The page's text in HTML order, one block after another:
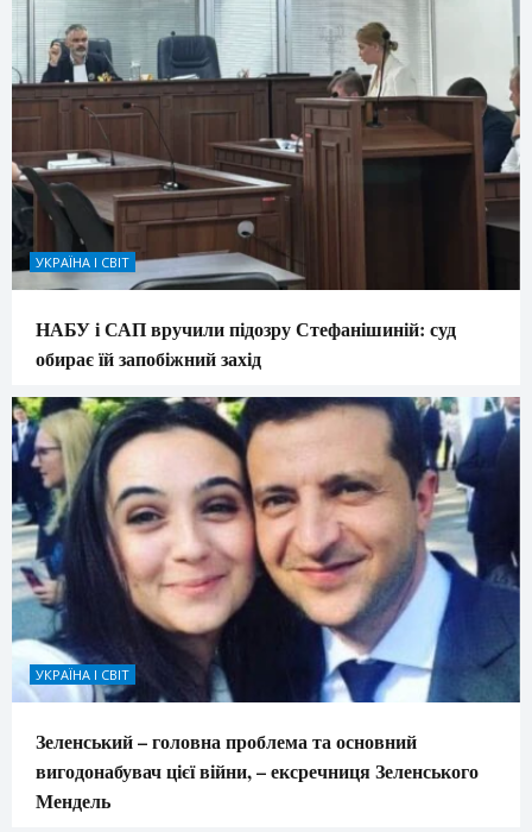
УКРАЇНА І СВІТ
НАБУ і САП вручили підозру Стефанішиній: суд
обирає їй запобіжний захід
УКРАЇНА І СВІТ
Зеленський – головна проблема та основний
вигодонабувач цієї війни, – ексречниця Зеленського
Мендель